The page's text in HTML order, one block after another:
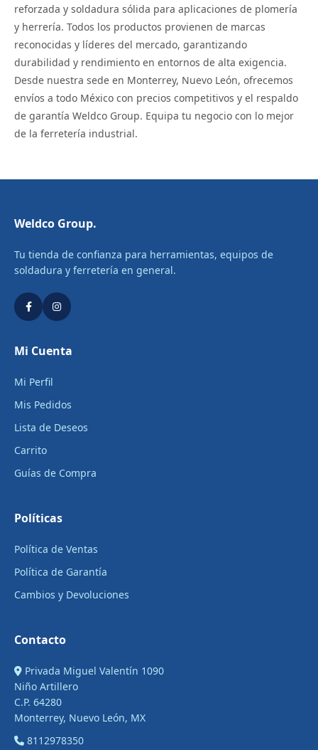
reforzada y soldadura sólida para aplicaciones de plomería
y herrería. Todos los productos provienen de marcas
reconocidas y líderes del mercado, garantizando
durabilidad y rendimiento en entornos de alta exigencia.
Desde nuestra sede en Monterrey, Nuevo León, ofrecemos
envíos a todo México con precios competitivos y el respaldo
de garantía Weldco Group. Equipa tu negocio con lo mejor
de la ferretería industrial.
Weldco Group.
Tu tienda de confianza para herramientas, equipos de
soldadura y ferretería en general.
Mi Cuenta
Mi Perfil
Mis Pedidos
Lista de Deseos
Carrito
Guías de Compra
Políticas
Política de Ventas
Política de Garantía
Cambios y Devoluciones
Contacto
Privada Miguel Valentín 1090
Niño Artillero
C.P. 64280
Monterrey, Nuevo León, MX
8112978350